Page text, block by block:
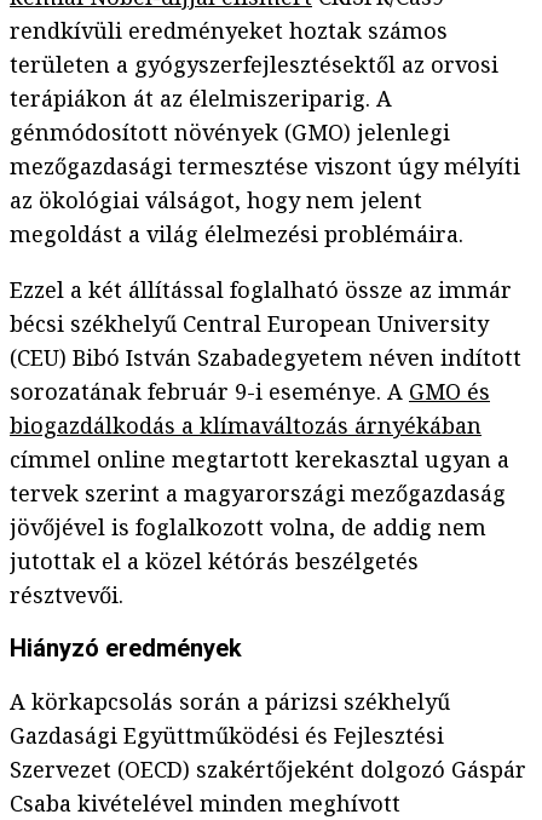
rendkívüli eredményeket hoztak számos
területen a gyógyszerfejlesztésektől az orvosi
terápiákon át az élelmiszeriparig. A
génmódosított növények (GMO) jelenlegi
mezőgazdasági termesztése viszont úgy mélyíti
az ökológiai válságot, hogy nem jelent
megoldást a világ élelmezési problémáira.
Ezzel a két állítással foglalható össze az immár
bécsi székhelyű Central European University
(CEU) Bibó István Szabadegyetem néven indított
sorozatának február 9-i eseménye. A GMO és
biogazdálkodás a klímaváltozás árnyékában
címmel online megtartott kerekasztal ugyan a
tervek szerint a magyarországi mezőgazdaság
jövőjével is foglalkozott volna, de addig nem
jutottak el a közel kétórás beszélgetés
résztvevői.
Hiányzó eredmények
A körkapcsolás során a párizsi székhelyű
Gazdasági Együttműködési és Fejlesztési
Szervezet (OECD) szakértőjeként dolgozó Gáspár
Csaba kivételével minden meghívott